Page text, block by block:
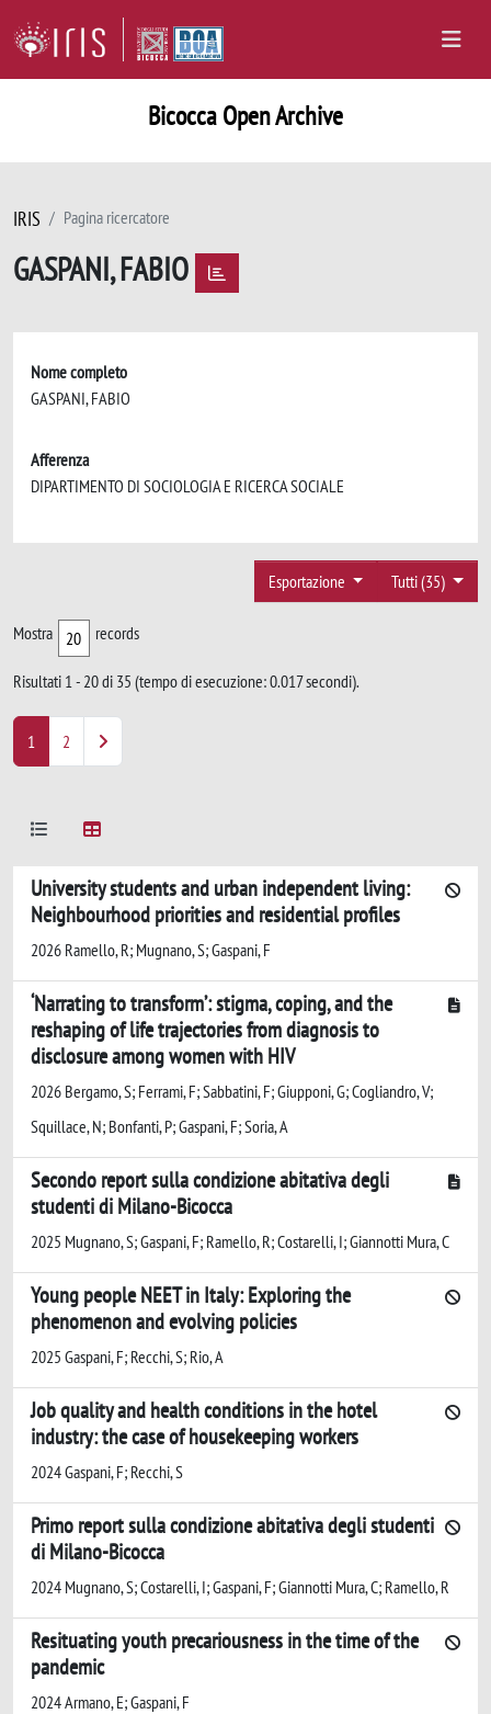
Bicocca Open Archive
IRIS Pagina ricercatore
GASPANI, FABIO
Nome completo
GASPANI, FABIO
Afferenza
DIPARTIMENTO DI SOCIOLOGIA E RICERCA SOCIALE
Tutti (35)
Esportazione
Mostra records
Risultati 1 - 20 di 35 (tempo di esecuzione: 0.017 secondi).
1 2
University students and urban independent living:
Neighbourhood priorities and residential profiles
2026 Ramello, R; Mugnano, S; Gaspani, F
‘Narrating to transform’: stigma, coping, and the
reshaping of life trajectories from diagnosis to
disclosure among women with HIV
2026 Bergamo, S; Ferrami, F; Sabbatini, F; Giupponi, G; Cogliandro, V;
Squillace, N; Bonfanti, P; Gaspani, F; Soria, A
Secondo report sulla condizione abitativa degli
studenti di Milano-Bicocca
2025 Mugnano, S; Gaspani, F; Ramello, R; Costarelli, I; Giannotti Mura, C
Young people NEET in Italy: Exploring the
phenomenon and evolving policies
2025 Gaspani, F; Recchi, S; Rio, A
Job quality and health conditions in the hotel
industry: the case of housekeeping workers
2024 Gaspani, F; Recchi, S
Primo report sulla condizione abitativa degli studenti
di Milano-Bicocca
2024 Mugnano, S; Costarelli, I; Gaspani, F; Giannotti Mura, C; Ramello, R
Resituating youth precariousness in the time of the
pandemic
2024 Armano, E; Gaspani, F